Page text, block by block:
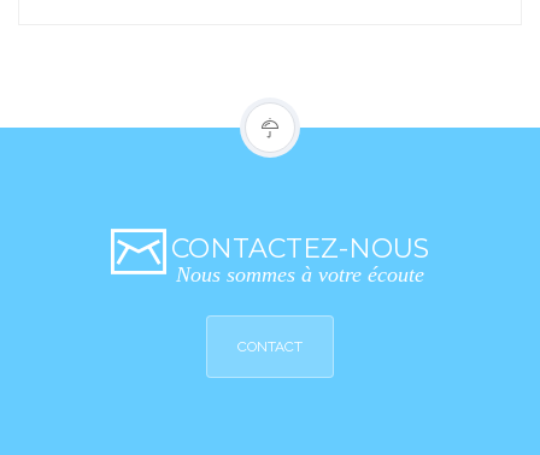
CONTACTEZ-NOUS
Nous sommes à votre écoute
CONTACT